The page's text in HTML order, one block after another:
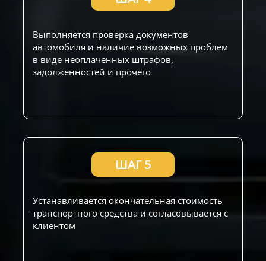
Выполняется проверка документов
автомобиля и наличие возможных проблем
в виде неоплаченных штрафов,
задолженностей и прочего
ШАГ 5
Устанавливается окончательная стоимость
транспортного средства и согласовывается с
клиентом